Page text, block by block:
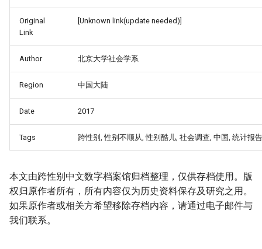
Original
Link
[Unknown link(update needed)]
Author 北京大学社会学系
Region 中国大陆
Date 2017
Tags 跨性别, 性别不顺从, 性别酷儿, 社会调查, 中国, 统计报
本文由跨性别中文数字档案馆归档整理，仅供存档使用。版
权归原作者所有，所有内容仅为历史资料保存及研究之用。
如果原作者或相关方希望移除存档内容，请通过电子邮件与
我们联系。